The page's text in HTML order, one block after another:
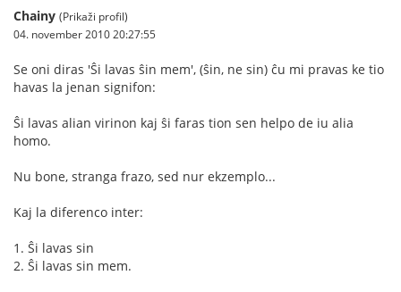
Chainy (Prikaži profil)
04. november 2010 20:27:55
Se oni diras 'Ŝi lavas ŝin mem', (ŝin, ne sin) ĉu mi pravas ke tio
havas la jenan signifon:
Ŝi lavas alian virinon kaj ŝi faras tion sen helpo de iu alia
homo.
Nu bone, stranga frazo, sed nur ekzemplo...
Kaj la diferenco inter:
1. Ŝi lavas sin
2. Ŝi lavas sin mem.